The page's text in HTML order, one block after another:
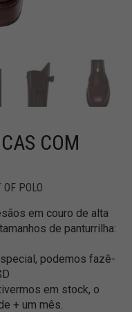
COM
POLO
em couro de alta
de panturrilha:
podemos fazê-
em stock, o
+ um mês.